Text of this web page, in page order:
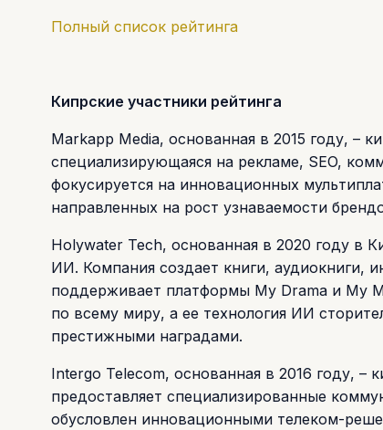
Полный список рейтинга
Кипрские участники рейтинга
Markapp Media, основанная в 2015 году, –
специализирующаяся на рекламе, SEO,
фокусируется на инновационных
направленных на рост узнаваемости
Holywater Tech, основанная в 2020 году в
ИИ. Компания создает книги, аудиокниги,
поддерживает платформы My Drama и My
по всему миру, а ее технология ИИ
престижными наградами.
Intergo Telecom, основанная в 2016 году,
предоставляет специализированные
обусловлен инновационными телеком-